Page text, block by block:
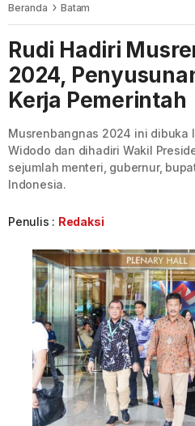
Beranda Batam
Rudi Hadiri
2024,
Kerja Pemerintah
Musrenbangnas 2024 ini dibuka
Widodo dan dihadiri Wakil
sejumlah menteri, gubernur,
Indonesia.
Penulis : Redaksi